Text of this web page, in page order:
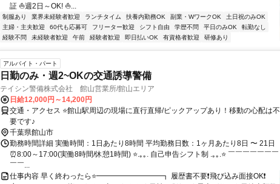
証 ⛵週2日～OK! ⛵...
制服あり 業界未経験者歓迎 ランチタイム 扶養内勤務OK 副業・WワークOK
土日祝のみOK
主婦・主夫歓迎
60代も応募可 フリーター歓迎 シフト自由 学歴不問 平日のみOK
転勤なし
経験不問
未経験者歓迎 午前 経験者歓迎 即日払いOK 有資格者歓迎 研修あり
アルバイト・パート
日勤のみ・週2~OKの交通誘導警備
テイシン警備株式会社 館山営業所/館山エリア
日給12,000円～14,200円
交通・アクセス ⭐館山駅周辺の現場に直行直帰/ピックアップあり！移動の心配は不
要です♪
千葉県館山市
勤務時間詳細 実働時間：1日あたり8時間 平均勤務日数：1ヶ月あたり8日 〜 21日
⏰8:00～17:00(実働8時間/休憩1時間) ⭐.｡｡. 自己申告シフト制 .｡｡.⭐ ￣￣￣￣￣￣￣
￣￣...
仕事内容 早く終わったら⭐━━━━━━━━━┓ 履歴書不要❗飛び込み面接OK❗